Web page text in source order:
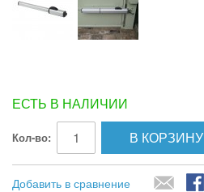
ЕСТЬ В НАЛИЧИИ
Кол-во: В КОРЗИНУ
Добавить в сравнение